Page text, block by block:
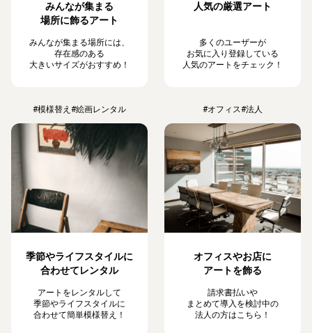
みんなが集まる
場所に飾るアート
みんなが集まる場所には、
存在感のある
大きいサイズがおすすめ！
人気の厳選アート
多くのユーザーが
お気に入り登録している
人気のアートをチェック！
#模様替え #絵画レンタル
季節やライフスタイルに
合わせてレンタル
アートをレンタルして
季節やライフスタイルに
合わせて簡単模様替え！
#オフィス#法人
オフィスやお店に
アートを飾る
請求書払いや
まとめて導入を検討中の
法人の方はこちら！